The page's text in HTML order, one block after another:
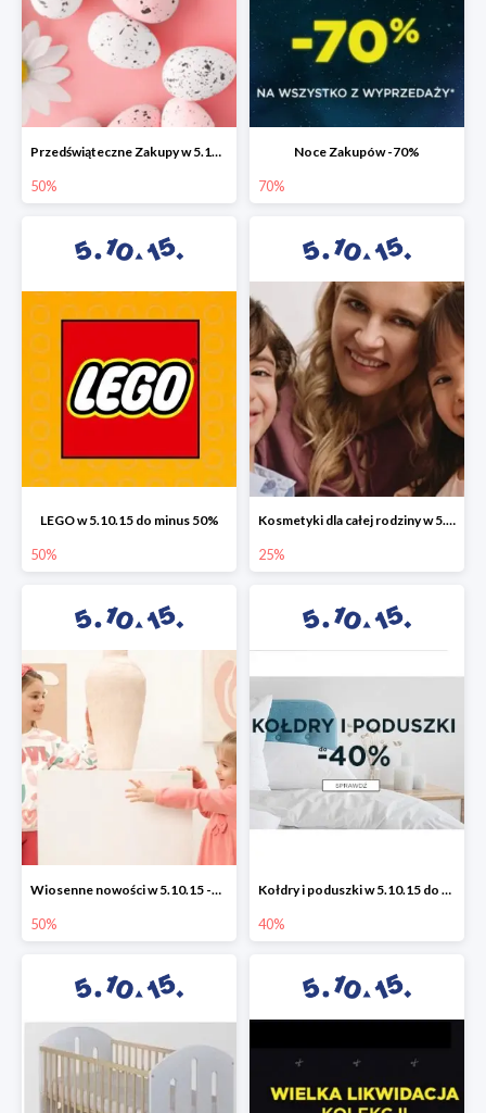
Przedświąteczne Zakupy w 5.10.15 do -50%
50%
Noce Zakupów -70%
70%
LEGO w 5.10.15 do minus 50%
50%
Kosmetyki dla całej rodziny w 5.10.15 do -25%
25%
Wiosenne nowości w 5.10.15 -50%
50%
Kołdry i poduszki w 5.10.15 do -40%
40%